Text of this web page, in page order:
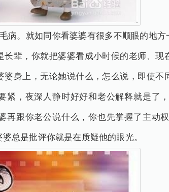
病。就如同你看婆婆有很多不顺眼的地
辈，你就把婆婆看成小时候的老师、
婆身上，无论她说什么，怎么说，即使
紧，夜深人静时好好和老公解释就是了
再跟你老公说什么，你也先掌握了主动
总是批评你就是在质疑他的眼光。